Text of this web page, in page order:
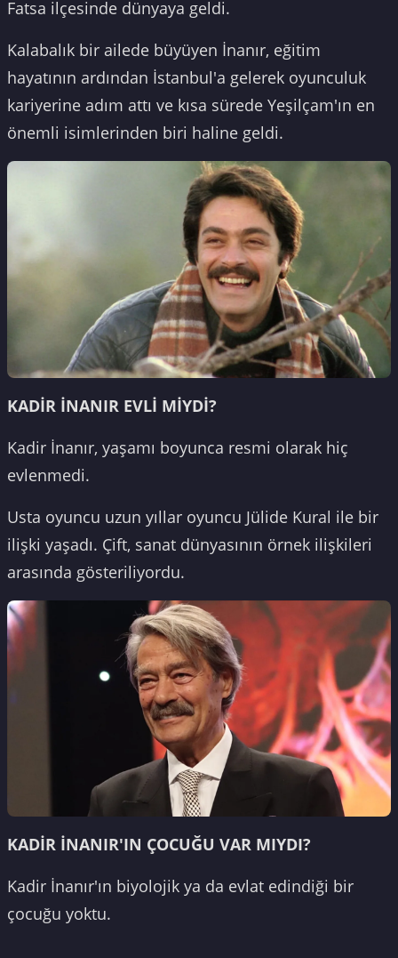
Fatsa ilçesinde dünyaya geldi.
Kalabalık bir ailede büyüyen İnanır, eğitim
hayatının ardından İstanbul'a gelerek oyunculuk
kariyerine adım attı ve kısa sürede Yeşilçam'ın en
önemli isimlerinden biri haline geldi.
KADİR İNANIR EVLİ MİYDİ?
Kadir İnanır, yaşamı boyunca resmi olarak hiç
evlenmedi.
Usta oyuncu uzun yıllar oyuncu Jülide Kural ile bir
ilişki yaşadı. Çift, sanat dünyasının örnek ilişkileri
arasında gösteriliyordu.
KADİR İNANIR'IN ÇOCUĞU VAR MIYDI?
Kadir İnanır'ın biyolojik ya da evlat edindiği bir
çocuğu yoktu.